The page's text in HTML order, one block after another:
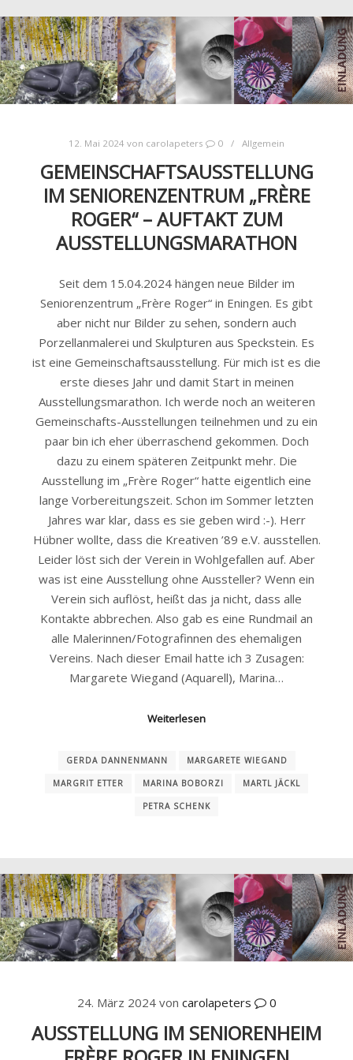
12. Mai 2024 von carolapeters 0 Allgemein
GEMEINSCHAFTSAUSSTELLUNG
IM SENIORENZENTRUM „FRÈRE
ROGER“ – AUFTAKT ZUM
AUSSTELLUNGSMARATHON
Seit dem 15.04.2024 hängen neue Bilder im
Seniorenzentrum „Frère Roger“ in Eningen. Es gibt
aber nicht nur Bilder zu sehen, sondern auch
Porzellanmalerei und Skulpturen aus Speckstein. Es
ist eine Gemeinschaftsausstellung. Für mich ist es die
erste dieses Jahr und damit Start in meinen
Ausstellungsmarathon. Ich werde noch an weiteren
Gemeinschafts-Ausstellungen teilnehmen und zu ein
paar bin ich eher überraschend gekommen. Doch
dazu zu einem späteren Zeitpunkt mehr. Die
Ausstellung im „Frère Roger“ hatte eigentlich eine
lange Vorbereitungszeit. Schon im Sommer letzten
Jahres war klar, dass es sie geben wird :-). Herr
Hübner wollte, dass die Kreativen ’89 e.V. ausstellen.
Leider löst sich der Verein in Wohlgefallen auf. Aber
was ist eine Ausstellung ohne Aussteller? Wenn ein
Verein sich auflöst, heißt das ja nicht, dass alle
Kontakte abbrechen. Also gab es eine Rundmail an
alle Malerinnen/Fotografinnen des ehemaligen
Vereins. Nach dieser Email hatte ich 3 Zusagen:
Margarete Wiegand (Aquarell), Marina…
Weiterlesen
GERDA DANNENMANN MARGARETE WIEGAND
MARGRIT ETTER MARINA BOBORZI MARTL JÄCKL
PETRA SCHENK
24. März 2024von carolapeters 0
AUSSTELLUNG IM SENIORENHEIM